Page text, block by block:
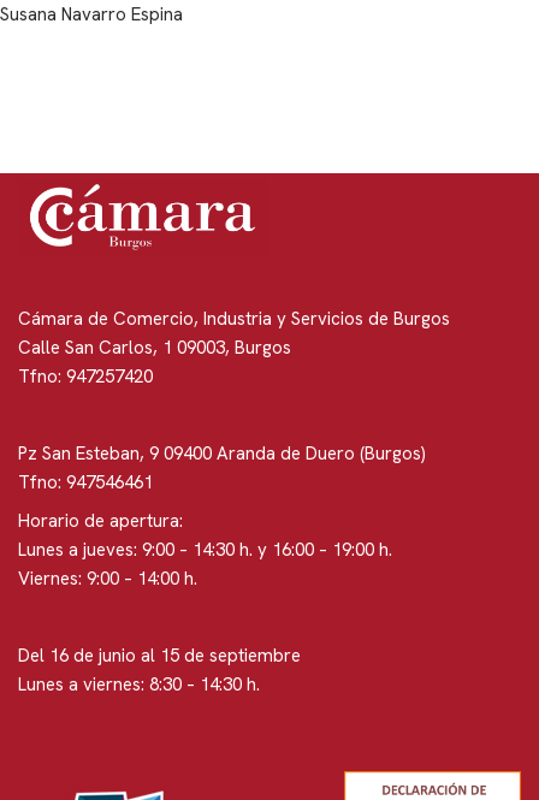
Susana Navarro Espina
Cámara de Comercio, Industria y Servicios de Burgos
Calle San Carlos, 1 09003, Burgos
Tfno: 947257420
Pz San Esteban, 9 09400 Aranda de Duero (Burgos)
Tfno: 947546461
Horario de apertura:
Lunes a jueves: 9:00 – 14:30 h. y 16:00 – 19:00 h.
Viernes: 9:00 – 14:00 h.
Del 16 de junio al 15 de septiembre
Lunes a viernes: 8:30 – 14:30 h.